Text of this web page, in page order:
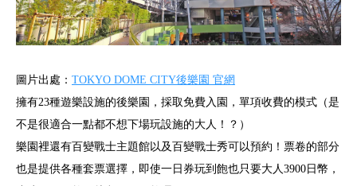
圖片出處： TOKYO DOME CITY後樂園 官網
擁有23種遊樂設施的後樂園，採取免費入園，單項收費的模式（是
不是很適合一點都不想下場玩設施的大人！？）
樂園裡還有百變戰士主題館以及百變戰士秀可以預約！票卷的部分
也是提供各種套票選擇，即使一日券玩到飽也只要大人3900日幣，